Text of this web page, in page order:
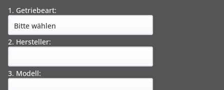
1. Getriebeart:
2. Hersteller:
3. Modell: